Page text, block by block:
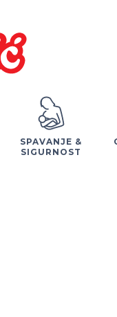
SPAVANJE &
SIGURNOST